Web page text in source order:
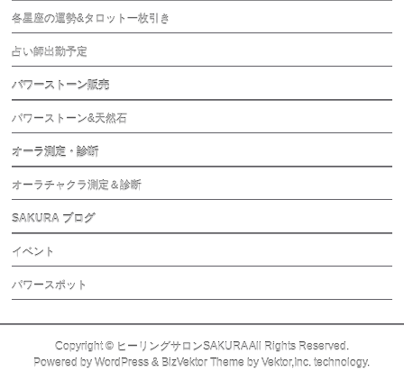
各星座の運勢&タロット一枚引き
占い師出勤予定
パワーストーン販売
パワーストーン&天然石
オーラ測定・診断
オーラチャクラ測定＆診断
SAKURA ブログ
イベント
パワースポット
Copyright © ヒーリングサロンSAKURAAll Rights Reserved.
Powered byWordPress & BizVektor Theme byVektor,Inc. technology.